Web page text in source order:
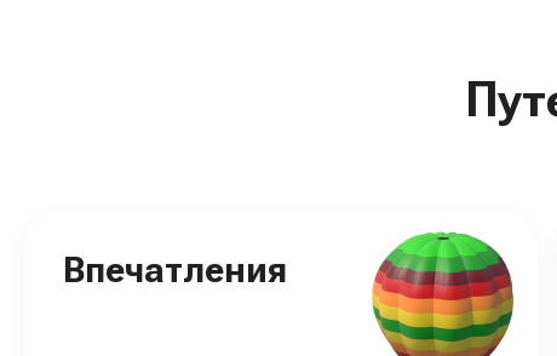
Впечатления